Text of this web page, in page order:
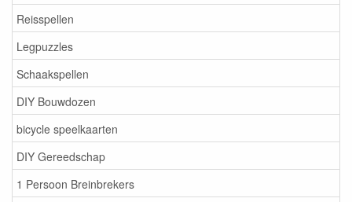
Reisspellen
Legpuzzles
Schaakspellen
DIY Bouwdozen
bicycle speelkaarten
DIY Gereedschap
1 Persoon Breinbrekers